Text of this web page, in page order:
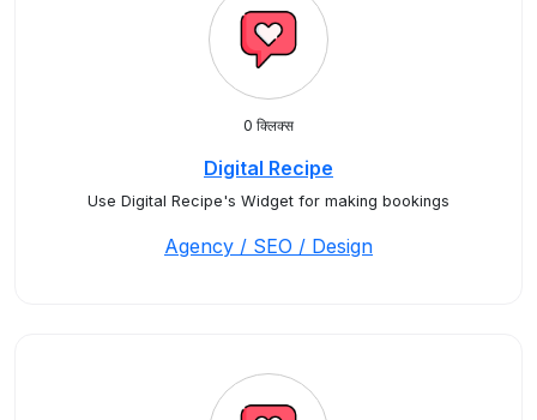
0 क्लिक्स
Digital Recipe
Use Digital Recipe's Widget for making bookings
Agency / SEO / Design